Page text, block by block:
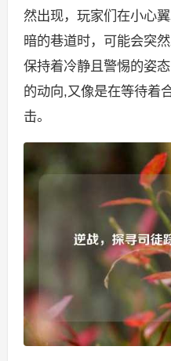
然出现，玩家们在小心
暗的巷道时，可能会突
保持着冷静且警惕的姿
的动向,又像是在等待着
击。